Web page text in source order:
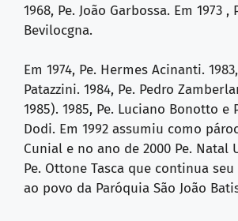
1968, Pe. João Garbossa. Em 1973 ,
Bevilocgna.
Em 1974, Pe. Hermes Acinanti.
Patazzini. 1984, Pe. Pedro
1985). 1985, Pe. Luciano Bonotto e
Dodi. Em 1992 assumiu como
Cunial e no ano de 2000 Pe. Natal
Pe. Ottone Tasca que continua
ao povo da Paróquia São João